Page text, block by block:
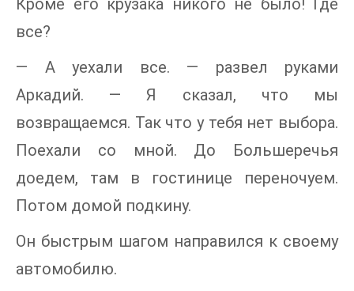
Кроме его крузака никого не было! Где
все?
— А уехали все. — развел руками
Аркадий. — Я сказал, что мы
возвращаемся. Так что у тебя нет выбора.
Поехали со мной. До Большеречья
доедем, там в гостинице переночуем.
Потом домой подкину.
Он быстрым шагом направился к своему
автомобилю.